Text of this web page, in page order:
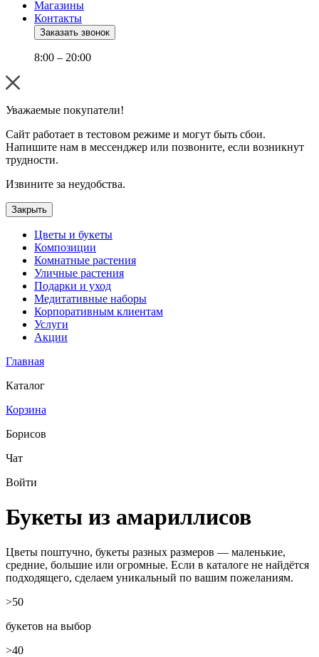
Магазины
Контакты
Заказать звонок
8:00 – 20:00
Уважаемые покупатели!
Сайт работает в тестовом режиме и могут быть сбои.
Напишите нам в мессенджер или позвоните, если возникнут
трудности.
Извините за неудобства.
Закрыть
Цветы и букеты
Композиции
Комнатные растения
Уличные растения
Подарки и уход
Медитативные наборы
Корпоративным клиентам
Услуги
Акции
Главная
Каталог
Корзина
Борисов
Чат
Войти
Букеты из амариллисов
Цветы поштучно, букеты разных размеров — маленькие,
средние, большие или огромные. Если в каталоге не найдётся
подходящего, сделаем уникальный по вашим пожеланиям.
>50
букетов на выбор
>40